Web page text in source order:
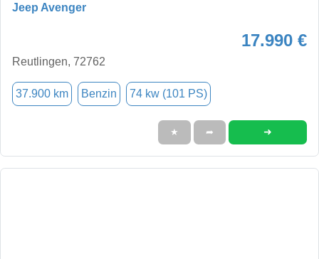
Jeep Avenger
17.990 €
Reutlingen, 72762
37.900 km Benzin 74 kw (101 PS)
★ ➦ ➜